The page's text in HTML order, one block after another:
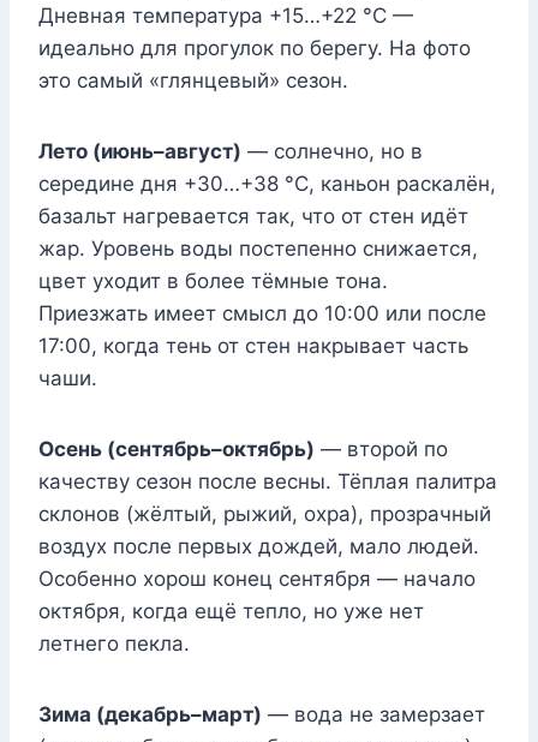
Дневная температура +15…+22 °C —
идеально для прогулок по берегу. На фото
это самый «глянцевый» сезон.
Лето (июнь–август) — солнечно, но в
середине дня +30…+38 °C, каньон раскалён,
базальт нагревается так, что от стен идёт
жар. Уровень воды постепенно снижается,
цвет уходит в более тёмные тона.
Приезжать имеет смысл до 10:00 или после
17:00, когда тень от стен накрывает часть
чаши.
Осень (сентябрь–октябрь) — второй по
качеству сезон после весны. Тёплая палитра
склонов (жёлтый, рыжий, охра), прозрачный
воздух после первых дождей, мало людей.
Особенно хорош конец сентября — начало
октября, когда ещё тепло, но уже нет
летнего пекла.
Зима (декабрь–март) — вода не замерзает